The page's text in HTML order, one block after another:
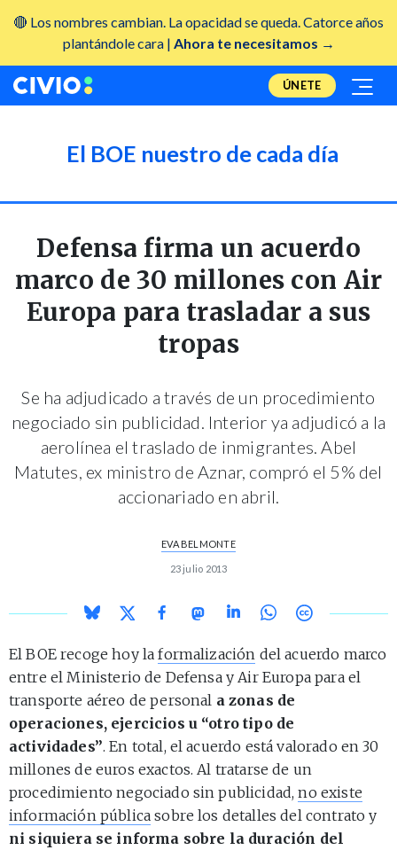
🔴 Los nombres cambian. La opacidad se queda. Catorce años
plantándole cara | Ahora te necesitamos →
ÚNETE
El BOE nuestro de cada día
Defensa firma un acuerdo
marco de 30 millones con Air
Europa para trasladar a sus
tropas
Se ha adjudicado a través de un procedimiento
negociado sin publicidad. Interior ya adjudicó a la
aerolínea el traslado de inmigrantes. Abel
Matutes, ex ministro de Aznar, compró el 5% del
accionariado en abril.
EVA BELMONTE
23 julio 2013
El BOE recoge hoy laformalización del acuerdo marco
entre el Ministerio de Defensa y Air Europa para el
transporte aéreo de personal a zonas de
operaciones, ejercicios u “otro tipo de
actividades”. En total, el acuerdo está valorado en 30
millones de euros exactos. Al tratarse de un
procedimiento negociado sin publicidad,no existe
información pública sobre los detalles del contrato y
ni siquiera se informa sobre la duración del